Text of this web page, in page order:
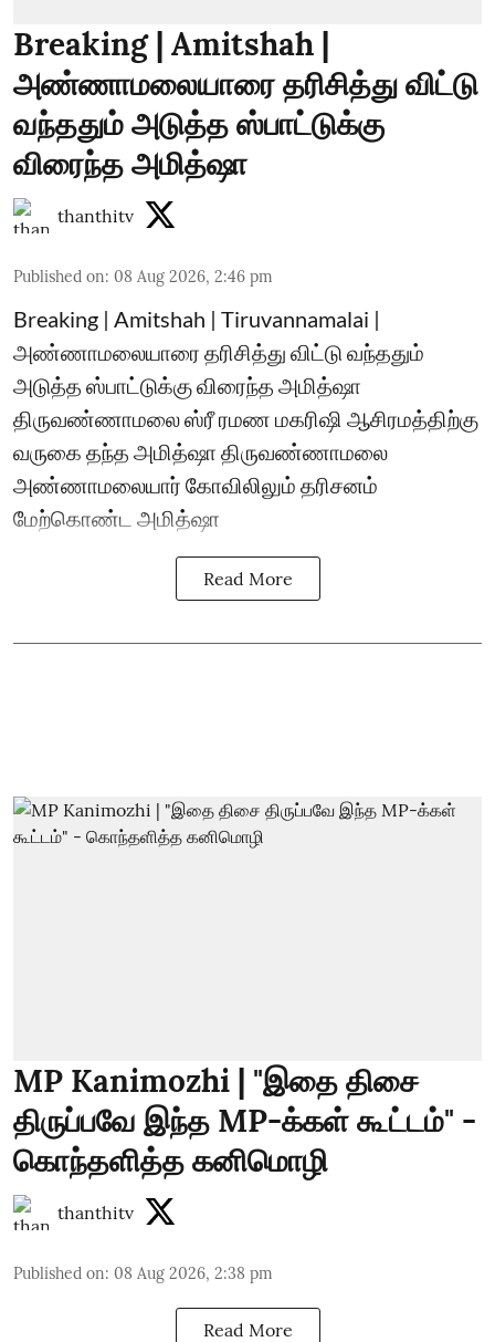
Breaking | Amitshah |
அண்ணாமலையாரை தரிசித்து விட்டு
வந்ததும் அடுத்த ஸ்பாட்டுக்கு
விரைந்த அமித்ஷா
thanthitv
Published on: 08 Aug 2026, 2:46 pm
Breaking | Amitshah | Tiruvannamalai |
அண்ணாமலையாரை தரிசித்து விட்டு வந்ததும்
அடுத்த ஸ்பாட்டுக்கு விரைந்த அமித்ஷா
திருவண்ணாமலை ஸ்ரீ ரமண மகரிஷி ஆசிரமத்திற்கு
வருகை தந்த அமித்ஷா திருவண்ணாமலை
அண்ணாமலையார் கோவிலிலும் தரிசனம்
மேற்கொண்ட அமித்ஷா
Read More
MP Kanimozhi | "இதை திசை
திருப்பவே இந்த MP-க்கள் கூட்டம்" -
கொந்தளித்த கனிமொழி
thanthitv
Published on: 08 Aug 2026, 2:38 pm
Read More